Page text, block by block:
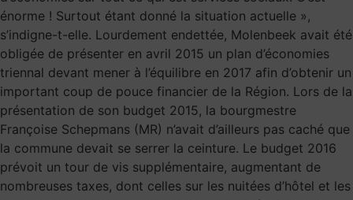
énorme ! Surtout étant donné la situation actuelle »,
s’indigne-t-elle. Lourdement endettée, Molenbeek avait été
obligée de présenter en avril 2015 un plan d’économies
triennal devant mener à l’équilibre en 2017 afin d’obtenir un
important coup de pouce financier de la Région. Lors de la
présentation de son budget 2015, la bourgmestre
Françoise Schepmans (MR) n’avait d’ailleurs pas caché que
la commune devait se serrer la ceinture. Le budget 2016
prévoit un tour de vis supplémentaire, augmentant de
nombreuses taxes, dont celles sur les nuitées d’hôtel et les